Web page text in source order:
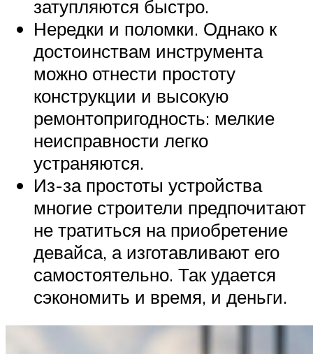
затупляются быстро.
Нередки и поломки. Однако к
достоинствам инструмента
можно отнести простоту
конструкции и высокую
ремонтопригодность: мелкие
неисправности легко
устраняются.
Из-за простоты устройства
многие строители предпочитают
не тратиться на приобретение
девайса, а изготавливают его
самостоятельно. Так удается
сэкономить и время, и деньги.